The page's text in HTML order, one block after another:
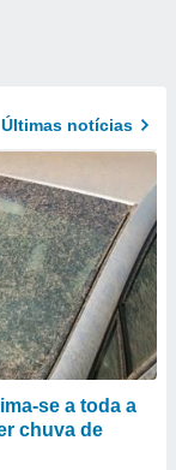
Últimas notícias
se a toda a
chuva de